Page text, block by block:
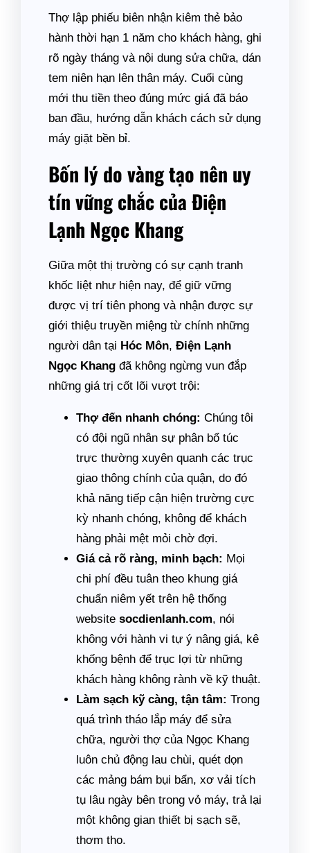
Thợ lập phiếu biên nhận kiêm thẻ bảo
hành thời hạn 1 năm cho khách hàng, ghi
rõ ngày tháng và nội dung sửa chữa, dán
tem niên hạn lên thân máy. Cuối cùng
mới thu tiền theo đúng mức giá đã báo
ban đầu, hướng dẫn khách cách sử dụng
máy giặt bền bỉ.
Bốn lý do vàng tạo nên uy
tín vững chắc của Điện
Lạnh Ngọc Khang
Giữa một thị trường có sự cạnh tranh
khốc liệt như hiện nay, để giữ vững
được vị trí tiên phong và nhận được sự
giới thiệu truyền miệng từ chính những
người dân tại Hóc Môn, Điện Lạnh
Ngọc Khang đã không ngừng vun đắp
những giá trị cốt lõi vượt trội:
Thợ đến nhanh chóng: Chúng tôi
có đội ngũ nhân sự phân bổ túc
trực thường xuyên quanh các trục
giao thông chính của quận, do đó
khả năng tiếp cận hiện trường cực
kỳ nhanh chóng, không để khách
hàng phải mệt mỏi chờ đợi.
Giá cả rõ ràng, minh bạch: Mọi
chi phí đều tuân theo khung giá
chuẩn niêm yết trên hệ thống
website socdienlanh.com, nói
không với hành vi tự ý nâng giá, kê
khống bệnh để trục lợi từ những
khách hàng không rành về kỹ thuật.
Làm sạch kỹ càng, tận tâm: Trong
quá trình tháo lắp máy để sửa
chữa, người thợ của Ngọc Khang
luôn chủ động lau chùi, quét dọn
các mảng bám bụi bẩn, xơ vải tích
tụ lâu ngày bên trong vỏ máy, trả lại
một không gian thiết bị sạch sẽ,
thơm tho.